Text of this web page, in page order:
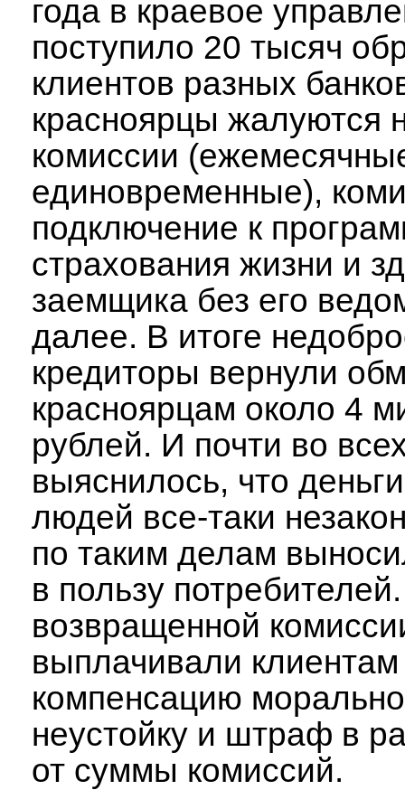
года в краевое
поступило 20 тысяч
клиентов разных
красноярцы жалуются
комиссии
единовременные),
подключение к
страхования жизни и
заемщика без его
далее. В итоге
кредиторы вернули
красноярцам около 4
рублей. И почти во
выяснилось, что
людей все-таки
по таким делам
в пользу
возвращенной
выплачивали клиентам
компенсацию
неустойку и штраф в
от суммы комиссий.